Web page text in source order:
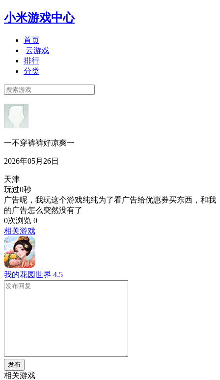
小米游戏中心
首页
云游戏
排行
分类
一不穿裤裤好凉爽一
2026年05月26日
天津
玩过0秒
广告呢，我玩这个游戏纯纯为了看广告给优惠券买东西，和我
的广告怎么突然没有了
0次浏览 0
相关游戏
我的花园世界 4.5
发布
相关游戏